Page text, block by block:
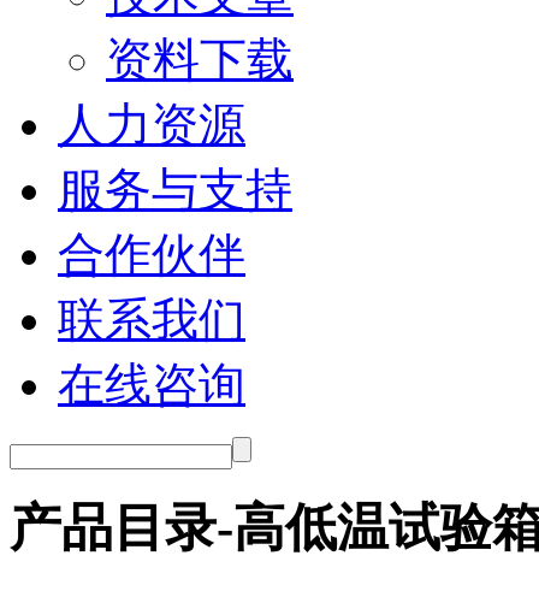
资料下载
人力资源
服务与支持
合作伙伴
联系我们
在线咨询
产品目录-高低温试验